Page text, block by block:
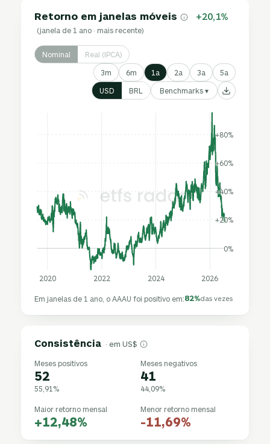
Retorno em janelas móveis +20,1%
(janela de 1 ano · mais recente)
Nominal Real (IPCA)
3m 6m 1a 2a 3a 5a
USD BRL Benchmarks ▾
0%
+20%
+40%
+60%
+80%
2020 2022 2024 2026
Em janelas de 1 ano, o AAAU foi positivo em:82%das vezes
Consistência · em US$
Meses positivos
52
55,91%
Meses negativos
41
44,09%
Maior retorno mensal
+12,48%
Menor retorno mensal
-11,69%